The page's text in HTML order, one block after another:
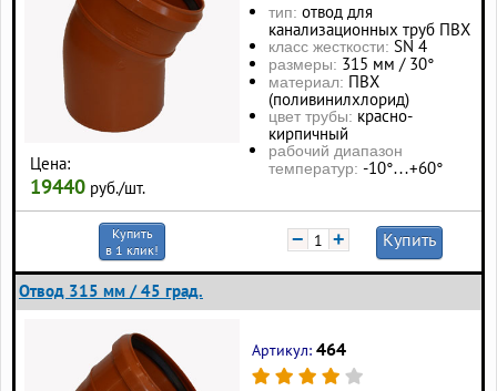
Цена:
19440 руб./шт.
тип: отвод для
канализационных труб ПВХ
класс жесткости: SN 4
размеры: 315 мм / 30°
материал: ПВХ
(поливинилхлорид)
цвет трубы: красно-
кирпичный
рабочий диапазон
температур: -10°…+60°
Купить
в 1 клик!
− + Купить
Отвод 315 мм / 45 град.
Артикул: 464